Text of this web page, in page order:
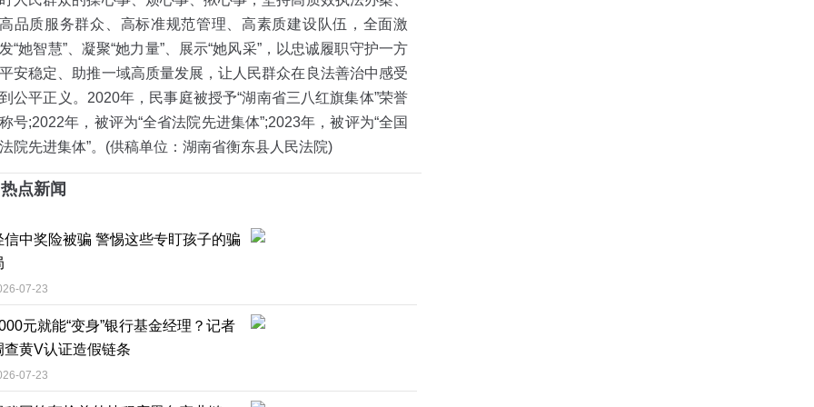
高品质服务群众、高标准规范管理、高素质建设队伍，全面激
发“她智慧”、凝聚“她力量”、展示“她风采”，以忠诚履职守护一方
平安稳定、助推一域高质量发展，让人民群众在良法善治中感受
到公平正义。2020年，民事庭被授予“湖南省三八红旗集体”荣誉
称号;2022年，被评为“全省法院先进集体”;2023年，被评为“全国
法院先进集体”。(供稿单位：湖南省衡东县人民法院)
热点新闻
信中奖险被骗 警惕这些专盯孩子的骗
07-23
元就能“变身”银行基金经理？记者
查黄V认证造假链条
07-23